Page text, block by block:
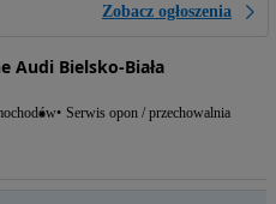
Zobacz ogłoszenia
Audi Bielsko-Biała
Serwis opon / przechowalnia